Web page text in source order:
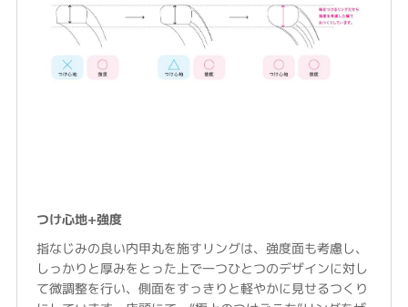
つけ心地+強度
指なじみの良い内甲丸を施すリングは、強度面も考慮し、
しっかりと厚みをとった上で一つひとつのデザインに対し
て微調整を行い、側面をすっきりと軽やかに見せるつくり